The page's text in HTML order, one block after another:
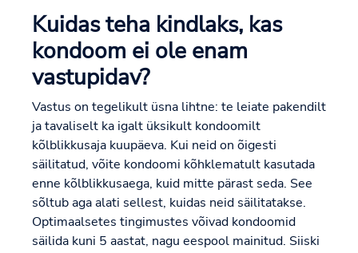
Kuidas teha kindlaks, kas
kondoom ei ole enam
vastupidav?
Vastus on tegelikult üsna lihtne: te leiate pakendilt
ja tavaliselt ka igalt üksikult kondoomilt
kõlblikkusaja kuupäeva. Kui neid on õigesti
säilitatud, võite kondoomi kõhklematult kasutada
enne kõlblikkusaega, kuid mitte pärast seda. See
sõltub aga alati sellest, kuidas neid säilitatakse.
Optimaalsetes tingimustes võivad kondoomid
säilida kuni 5 aastat, nagu eespool mainitud. Siiski